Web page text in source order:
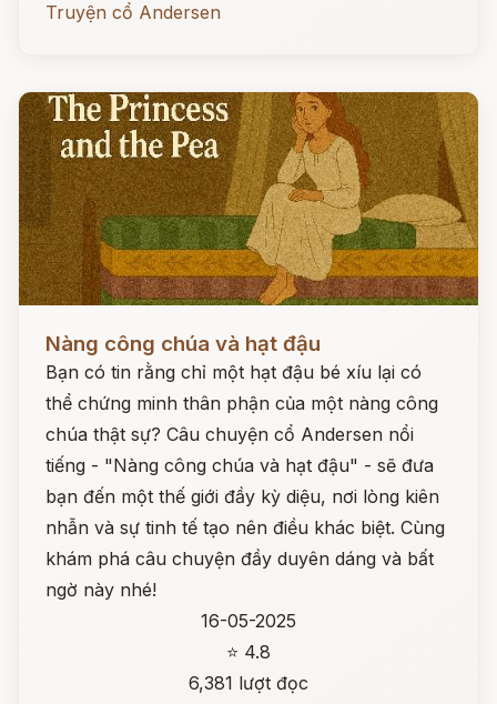
Truyện cổ Andersen
Nàng công chúa và hạt đậu
Bạn có tin rằng chỉ một hạt đậu bé xíu lại có
thể chứng minh thân phận của một nàng công
chúa thật sự? Câu chuyện cổ Andersen nổi
tiếng - "Nàng công chúa và hạt đậu" - sẽ đưa
bạn đến một thế giới đầy kỳ diệu, nơi lòng kiên
nhẫn và sự tinh tế tạo nên điều khác biệt. Cùng
khám phá câu chuyện đầy duyên dáng và bất
ngờ này nhé!
16-05-2025
⭐ 4.8
6,381 lượt đọc